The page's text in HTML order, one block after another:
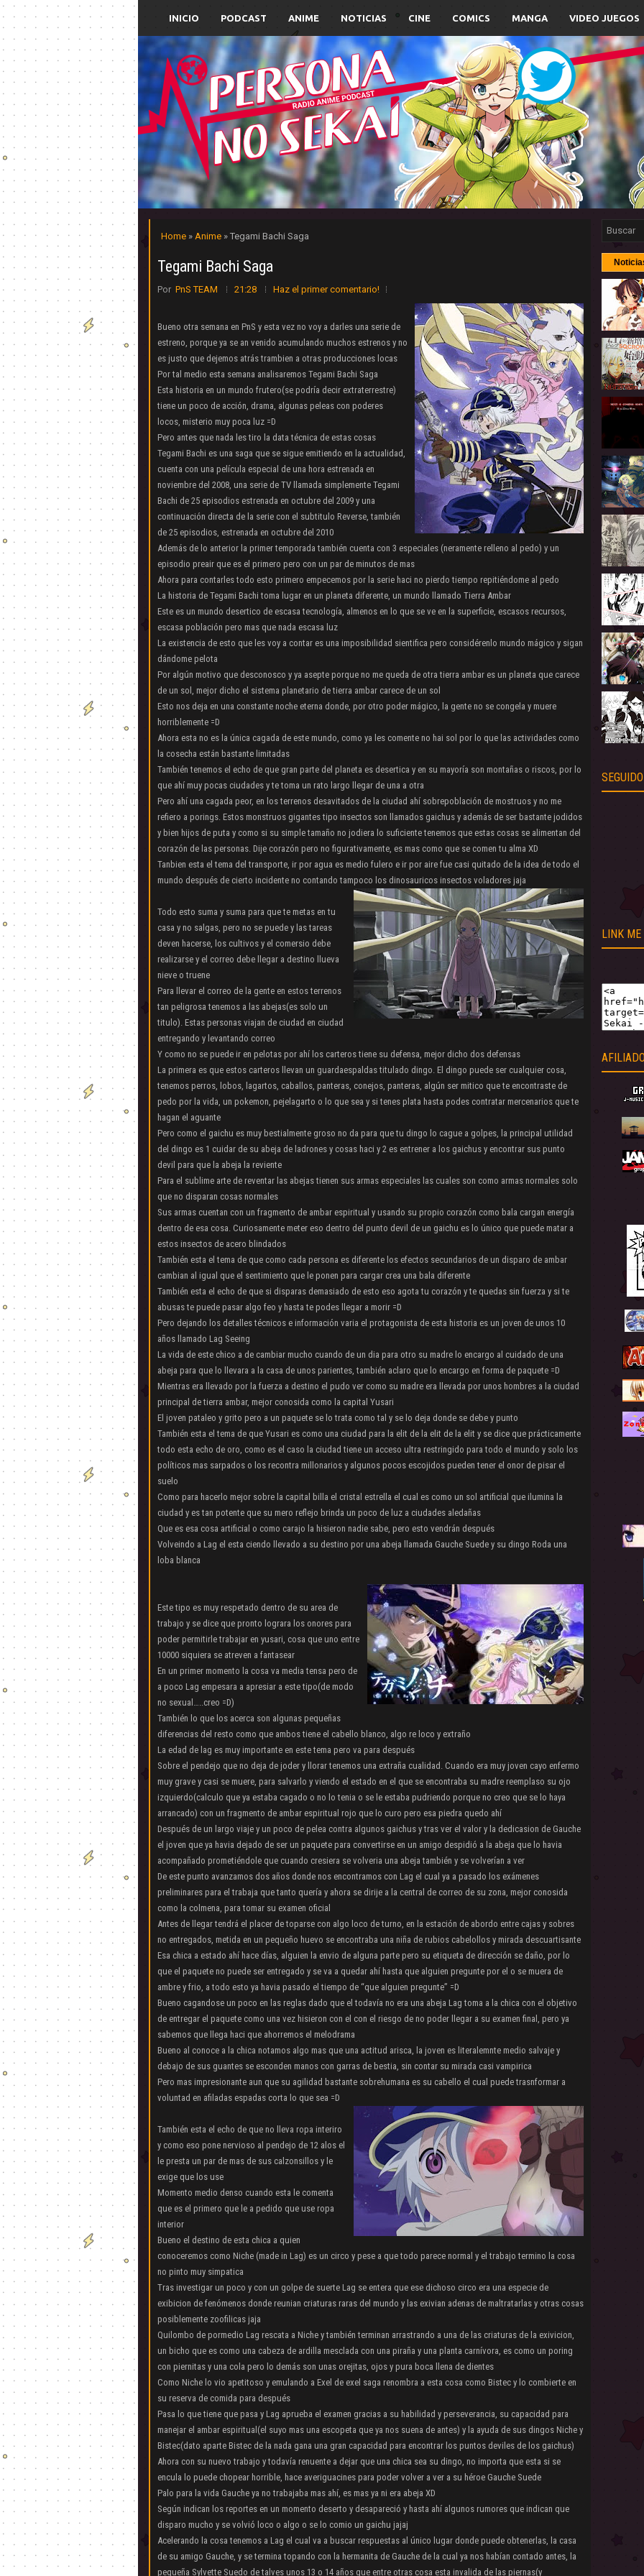
INICIO PODCAST ANIME NOTICIAS CINE COMICS MANGA VIDEO JUEGOS
Home » Anime » Tegami Bachi Saga
Tegami Bachi Saga
Por PnS TEAM 21:28 Haz el primer comentario!
Bueno otra semana en PnS y esta vez no voy a darles una serie de
estreno, porque ya se an venido acumulando muchos estrenos y no
es justo que dejemos atrás trambien a otras producciones locas
Por tal medio esta semana analisaremos Tegami Bachi Saga
Esta historia en un mundo frutero(se podría decir extraterrestre)
tiene un poco de acción, drama, algunas peleas con poderes
locos, misterio muy poca luz =D
Pero antes que nada les tiro la data técnica de estas cosas
Tegami Bachi es una saga que se sigue emitiendo en la actualidad,
cuenta con una película especial de una hora estrenada en
noviembre del 2008, una serie de TV llamada simplemente Tegami
Bachi de 25 episodios estrenada en octubre del 2009 y una
continuación directa de la serie con el subtitulo Reverse, también
de 25 episodios, estrenada en octubre del 2010
Además de lo anterior la primer temporada también cuenta con 3 especiales (neramente relleno al pedo) y un
episodio preair que es el primero pero con un par de minutos de mas
Ahora para contarles todo esto primero empecemos por la serie haci no pierdo tiempo repitiéndome al pedo
La historia de Tegami Bachi toma lugar en un planeta diferente, un mundo llamado Tierra Ambar
Este es un mundo desertico de escasa tecnología, almenos en lo que se ve en la superficie, escasos recursos,
escasa población pero mas que nada escasa luz
La existencia de esto que les voy a contar es una imposibilidad sientifica pero considérenlo mundo mágico y sigan
dándome pelota
Por algún motivo que desconosco y ya asepte porque no me queda de otra tierra ambar es un planeta que carece
de un sol, mejor dicho el sistema planetario de tierra ambar carece de un sol
Esto nos deja en una constante noche eterna donde, por otro poder mágico, la gente no se congela y muere
horriblemente =D
Ahora esta no es la única cagada de este mundo, como ya les comente no hai sol por lo que las actividades como
la cosecha están bastante limitadas
También tenemos el echo de que gran parte del planeta es desertica y en su mayoría son montañas o riscos, por lo
que ahí muy pocas ciudades y te toma un rato largo llegar de una a otra
Pero ahí una cagada peor, en los terrenos desavitados de la ciudad ahí sobrepoblación de mostruos y no me
refiero a porings. Estos monstruos gigantes tipo insectos son llamados gaichus y además de ser bastante jodidos
y bien hijos de puta y como si su simple tamaño no jodiera lo suficiente tenemos que estas cosas se alimentan del
corazón de las personas. Dije corazón pero no figurativamente, es mas como que se comen tu alma XD
Tanbien esta el tema del transporte, ir por agua es medio fulero e ir por aire fue casi quitado de la idea de todo el
mundo después de cierto incidente no contando tampoco los dinosauricos insectos voladores jaja
Todo esto suma y suma para que te metas en tu
casa y no salgas, pero no se puede y las tareas
deven hacerse, los cultivos y el comersio debe
realizarse y el correo debe llegar a destino llueva
nieve o truene
Para llevar el correo de la gente en estos terrenos
tan peligrosa tenemos a las abejas(es solo un
titulo). Estas personas viajan de ciudad en ciudad
entregando y levantando correo
Y como no se puede ir en pelotas por ahí los carteros tiene su defensa, mejor dicho dos defensas
La primera es que estos carteros llevan un guardaespaldas titulado dingo. El dingo puede ser cualquier cosa,
tenemos perros, lobos, lagartos, caballos, panteras, conejos, panteras, algún ser mitico que te encontraste de
pedo por la vida, un pokemon, pejelagarto o lo que sea y si tenes plata hasta podes contratar mercenarios que te
hagan el aguante
Pero como el gaichu es muy bestialmente groso no da para que tu dingo lo cague a golpes, la principal utilidad
del dingo es 1 cuidar de su abeja de ladrones y cosas haci y 2 es entrener a los gaichus y encontrar sus punto
devil para que la abeja la reviente
Para el sublime arte de reventar las abejas tienen sus armas especiales las cuales son como armas normales solo
que no disparan cosas normales
Sus armas cuentan con un fragmento de ambar espiritual y usando su propio corazón como bala cargan energía
dentro de esa cosa. Curiosamente meter eso dentro del punto devil de un gaichu es lo único que puede matar a
estos insectos de acero blindados
También esta el tema de que como cada persona es diferente los efectos secundarios de un disparo de ambar
cambian al igual que el sentimiento que le ponen para cargar crea una bala diferente
También esta el echo de que si disparas demasiado de esto eso agota tu corazón y te quedas sin fuerza y si te
abusas te puede pasar algo feo y hasta te podes llegar a morir =D
Pero dejando los detalles técnicos e información varia el protagonista de esta historia es un joven de unos 10
años llamado Lag Seeing
La vida de este chico a de cambiar mucho cuando de un dia para otro su madre lo encargo al cuidado de una
abeja para que lo llevara a la casa de unos parientes, también aclaro que lo encargo en forma de paquete =D
Mientras era llevado por la fuerza a destino el pudo ver como su madre era llevada por unos hombres a la ciudad
principal de tierra ambar, mejor conosida como la capital Yusari
El joven pataleo y grito pero a un paquete se lo trata como tal y se lo deja donde se debe y punto
También esta el tema de que Yusari es como una ciudad para la elit de la elit de la elit y se dice que prácticamente
todo esta echo de oro, como es el caso la ciudad tiene un acceso ultra restringido para todo el mundo y solo los
políticos mas sarpados o los recontra millonarios y algunos pocos escojidos pueden tener el onor de pisar el
suelo
Como para hacerlo mejor sobre la capital billa el cristal estrella el cual es como un sol artificial que ilumina la
ciudad y es tan potente que su mero reflejo brinda un poco de luz a ciudades aledañas
Que es esa cosa artificial o como carajo la hisieron nadie sabe, pero esto vendrán después
Volveindo a Lag el esta ciendo llevado a su destino por una abeja llamada Gauche Suede y su dingo Roda una
loba blanca
Este tipo es muy respetado dentro de su area de
trabajo y se dice que pronto lograra los onores para
poder permitirle trabajar en yusari, cosa que uno entre
10000 siquiera se atreven a fantasear
En un primer momento la cosa va media tensa pero de
a poco Lag empesara a apresiar a este tipo(de modo
no sexual…..creo =D)
También lo que los acerca son algunas pequeñas
diferencias del resto como que ambos tiene el cabello blanco, algo re loco y extraño
La edad de lag es muy importante en este tema pero va para después
Sobre el pendejo que no deja de joder y llorar tenemos una extraña cualidad. Cuando era muy joven cayo enfermo
muy grave y casi se muere, para salvarlo y viendo el estado en el que se encontraba su madre reemplaso su ojo
izquierdo(calculo que ya estaba cagado o no lo tenia o se le estaba pudriendo porque no creo que se lo haya
arrancado) con un fragmento de ambar espiritual rojo que lo curo pero esa piedra quedo ahí
Después de un largo viaje y un poco de pelea contra algunos gaichus y tras ver el valor y la dedicasion de Gauche
el joven que ya havia dejado de ser un paquete para convertirse en un amigo despidió a la abeja que lo havia
acompañado prometiéndole que cuando cresiera se volveria una abeja también y se volverían a ver
De este punto avanzamos dos años donde nos encontramos con Lag el cual ya a pasado los exámenes
preliminares para el trabaja que tanto quería y ahora se dirije a la central de correo de su zona, mejor conosida
como la colmena, para tomar su examen oficial
Antes de llegar tendrá el placer de toparse con algo loco de turno, en la estación de abordo entre cajas y sobres
no entregados, metida en un pequeño huevo se encontraba una niña de rubios cabelollos y mirada descuartisante
Esa chica a estado ahí hace días, alguien la envio de alguna parte pero su etiqueta de dirección se daño, por lo
que el paquete no puede ser entregado y se va a quedar ahí hasta que alguien pregunte por el o se muera de
ambre y frio, a todo esto ya havia pasado el tiempo de “que alguien pregunte” =D
Bueno cagandose un poco en las reglas dado que el todavía no era una abeja Lag toma a la chica con el objetivo
de entregar el paquete como una vez hisieron con el con el riesgo de no poder llegar a su examen final, pero ya
sabemos que llega haci que ahorremos el melodrama
Bueno al conoce a la chica notamos algo mas que una actitud arisca, la joven es literalemnte medio salvaje y
debajo de sus guantes se esconden manos con garras de bestia, sin contar su mirada casi vampirica
Pero mas impresionante aun que su agilidad bastante sobrehumana es su cabello el cual puede trasnformar a
voluntad en afiladas espadas corta lo que sea =D
También esta el echo de que no lleva ropa interiro
y como eso pone nervioso al pendejo de 12 alos el
le presta un par de mas de sus calzonsillos y le
exige que los use
Momento medio denso cuando esta le comenta
que es el primero que le a pedido que use ropa
interior
Bueno el destino de esta chica a quien
conoceremos como Niche (made in Lag) es un circo y pese a que todo parece normal y el trabajo termino la cosa
no pinto muy simpatica
Tras investigar un poco y con un golpe de suerte Lag se entera que ese dichoso circo era una especie de
exibicion de fenómenos donde reunian criaturas raras del mundo y las exivian adenas de maltratarlas y otras cosas
posiblemente zoofilicas jaja
Quilombo de pormedio Lag rescata a Niche y también terminan arrastrando a una de las criaturas de la exivicion,
un bicho que es como una cabeza de ardilla mesclada con una piraña y una planta carnívora, es como un poring
con piernitas y una cola pero lo demás son unas orejitas, ojos y pura boca llena de dientes
Como Niche lo vio apetitoso y emulando a Exel de exel saga renombra a esta cosa como Bistec y lo combierte en
su reserva de comida para después
Pasa lo que tiene que pasa y Lag aprueba el examen gracias a su habilidad y perseverancia, su capacidad para
manejar el ambar espiritual(el suyo mas una escopeta que ya nos suena de antes) y la ayuda de sus dingos Niche y
Bistec(dato aparte Bistec de la nada gana una gran capacidad para encontrar los puntos deviles de los gaichus)
Ahora con su nuevo trabajo y todavía renuente a dejar que una chica sea su dingo, no importa que esta si se
encula lo puede chopear horrible, hace averiguacines para poder volver a ver a su héroe Gauche Suede
Palo para la vida Gauche ya no trabajaba mas ahí, es mas ya ni era abeja XD
Según indican los reportes en un momento deserto y desapareció y hasta ahí algunos rumores que indican que
disparo mucho y se volvió loco o algo o se lo comio un gaichu jajaj
Acelerando la cosa tenemos a Lag el cual va a buscar respuestas al único lugar donde puede obtenerlas, la casa
de su amigo Gauche, y se termina topando con la hermanita de Gauche de la cual ya nos habían contado antes, la
pequeña Sylvette Suedo de talves unos 13 o 14 años que entre otras cosa esta invalida de las piernas(y
LINK ME